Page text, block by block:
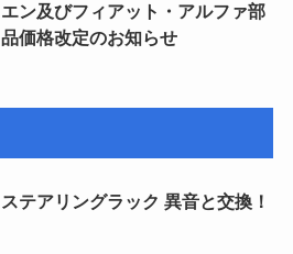
エン及びフィアット・アルファ部
品価格改定のお知らせ
ステアリングラック 異音と交換！